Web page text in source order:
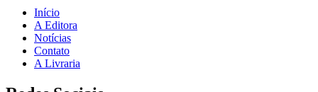
Início
A Editora
Notícias
Contato
A Livraria